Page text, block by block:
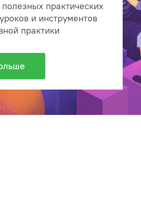
практических
и инструментов
практики